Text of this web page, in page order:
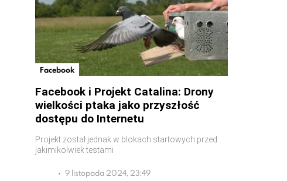
Facebook
Facebook i Projekt Catalina: Drony
wielkości ptaka jako przyszłość
dostępu do Internetu
Projekt został jednak w blokach startowych przed
jakimikolwiek testami
9 listopada 2024, 23:49